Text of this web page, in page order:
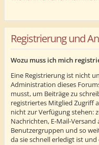
Registrierung und
Wozu muss ich mich
Eine Registrierung ist nicht
Administration dieses
musst, um Beiträge zu
registriertes Mitglied Zugriff
nicht zur Verfügung stehen:
Nachrichten, E-Mail-
Benutzergruppen und so
da sie schnell erledigt ist